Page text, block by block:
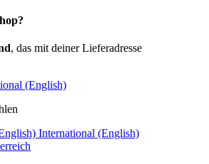
, das mit deiner Lieferadresse
(English)
International (English)